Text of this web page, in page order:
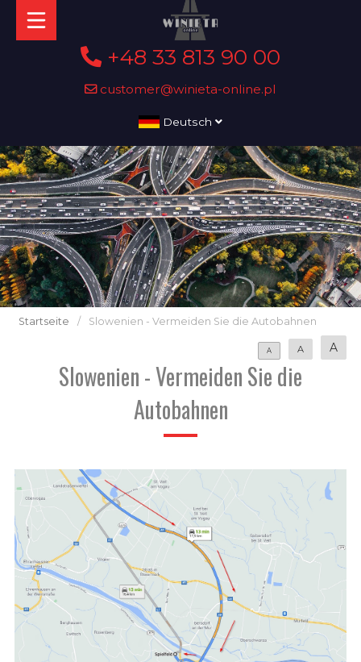
+48 33 813 90 00
customer@winieta-online.pl
Deutsch
Startseite / Slowenien - Vermeiden Sie die Autobahnen
A A A
Slowenien - Vermeiden Sie die
Autobahnen